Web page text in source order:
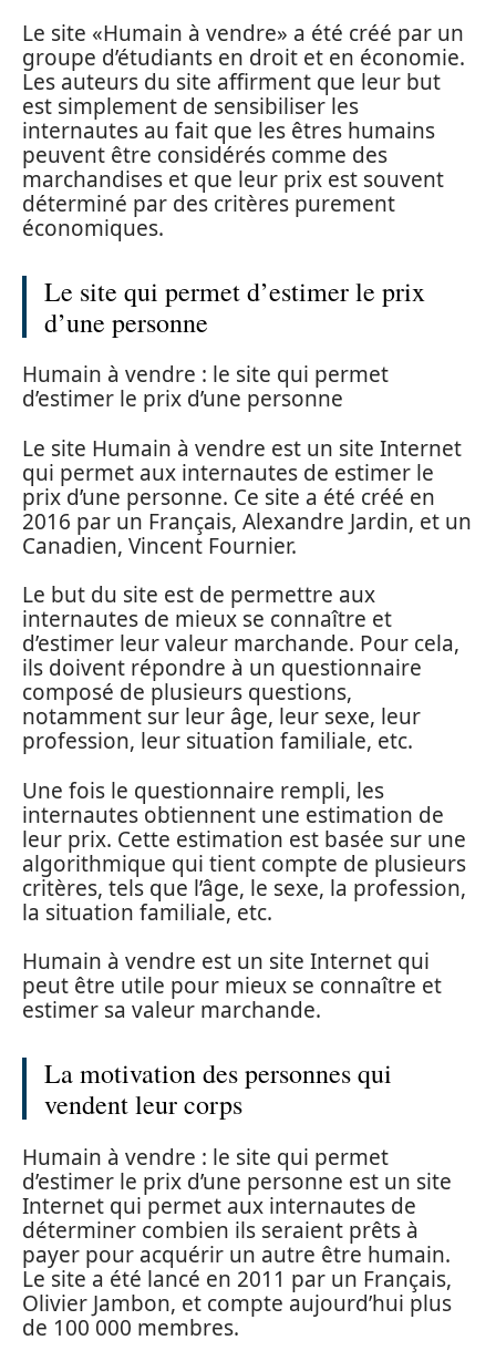
Le site «Humain à vendre» a été créé par un
groupe d’étudiants en droit et en économie.
Les auteurs du site affirment que leur but
est simplement de sensibiliser les
internautes au fait que les êtres humains
peuvent être considérés comme des
marchandises et que leur prix est souvent
déterminé par des critères purement
économiques.
Le site qui permet d’estimer le prix
d’une personne
Humain à vendre : le site qui permet
d’estimer le prix d’une personne
Le site Humain à vendre est un site Internet
qui permet aux internautes de estimer le
prix d’une personne. Ce site a été créé en
2016 par un Français, Alexandre Jardin, et un
Canadien, Vincent Fournier.
Le but du site est de permettre aux
internautes de mieux se connaître et
d’estimer leur valeur marchande. Pour cela,
ils doivent répondre à un questionnaire
composé de plusieurs questions,
notamment sur leur âge, leur sexe, leur
profession, leur situation familiale, etc.
Une fois le questionnaire rempli, les
internautes obtiennent une estimation de
leur prix. Cette estimation est basée sur une
algorithmique qui tient compte de plusieurs
critères, tels que l’âge, le sexe, la profession,
la situation familiale, etc.
Humain à vendre est un site Internet qui
peut être utile pour mieux se connaître et
estimer sa valeur marchande.
La motivation des personnes qui
vendent leur corps
Humain à vendre : le site qui permet
d’estimer le prix d’une personne est un site
Internet qui permet aux internautes de
déterminer combien ils seraient prêts à
payer pour acquérir un autre être humain.
Le site a été lancé en 2011 par un Français,
Olivier Jambon, et compte aujourd’hui plus
de 100 000 membres.